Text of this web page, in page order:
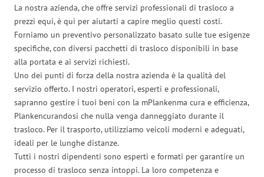
La nostra azienda, che offre servizi professionali di trasloco a
prezzi equi, è qui per aiutarti a capire meglio questi costi.
Forniamo un preventivo personalizzato basato sulle tue esigenze
specifiche, con diversi pacchetti di trasloco disponibili in base
alla portata e ai servizi richiesti.
Uno dei punti di forza della nostra azienda è la qualità del
servizio offerto. I nostri operatori, esperti e professionali,
sapranno gestire i tuoi beni con la mPlankenma cura e efficienza,
Plankencurandosi che nulla venga danneggiato durante il
trasloco. Per il trasporto, utilizziamo veicoli moderni e adeguati,
ideali per le lunghe distanze.
Tutti i nostri dipendenti sono esperti e formati per garantire un
processo di trasloco senza intoppi. La loro competenza e